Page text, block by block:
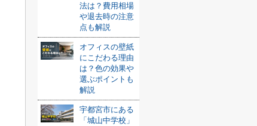
法は？費用相場
や退去時の注意
点も解説
オフィスの壁紙
にこだわる理由
は？色の効果や
選ぶポイントも
解説
宇都宮市にある
「城山中学校」